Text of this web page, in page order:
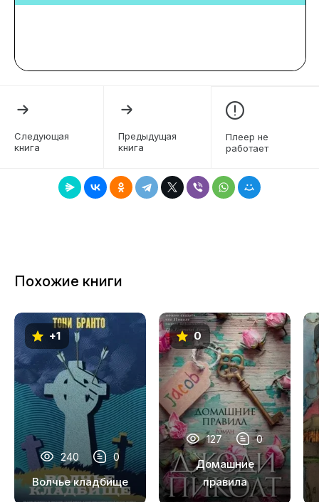
Следующая
книга
Предыдущая
книга
Плеер не
работает
Похожие книги
+1
240 0
Волчье кладбище
0
127 0
Домашние
правила